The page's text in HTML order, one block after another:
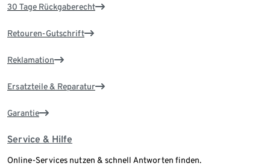
30 Tage Rückgaberecht
Retouren-Gutschrift
Reklamation
Ersatzteile & Reparatur
Garantie
Service & Hilfe
Online-Services nutzen & schnell Antworten finden.